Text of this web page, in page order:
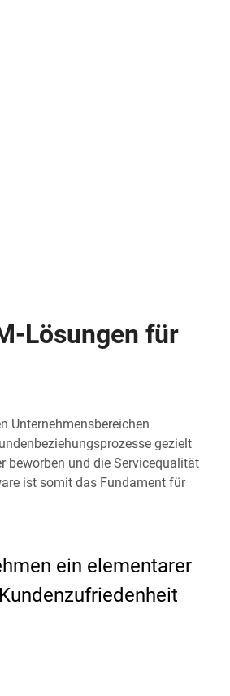
Lösungen für
Unternehmensbereichen
gezielt
beworben und die Servicequalität
ist somit das Fundament für
ein elementarer